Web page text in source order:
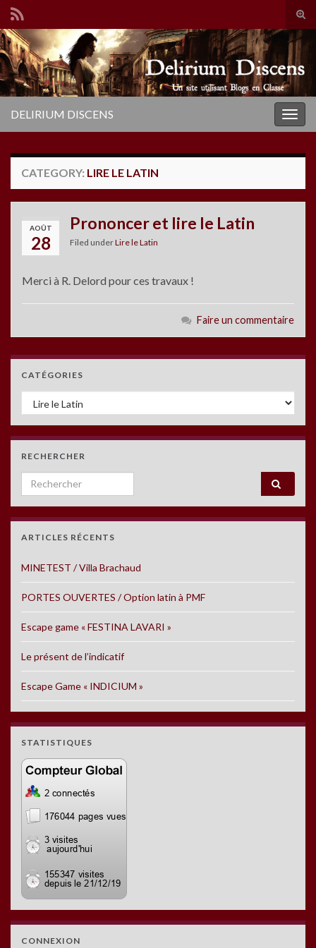
Search for:
DELIRIUM DISCENS
CATEGORY: LIRE LE LATIN
AOÛT
28
Prononcer et lire le Latin
Filed underLire le Latin
Merci à R. Delord pour ces travaux !
Faire un commentaire
CATÉGORIES
Catégories
RECHERCHER
Search for:
ARTICLES RÉCENTS
MINETEST / Villa Brachaud
PORTES OUVERTES / Option latin à PMF
Escape game « FESTINA LAVARI »
Le présent de l’indicatif
Escape Game « INDICIUM »
STATISTIQUES
CONNEXION